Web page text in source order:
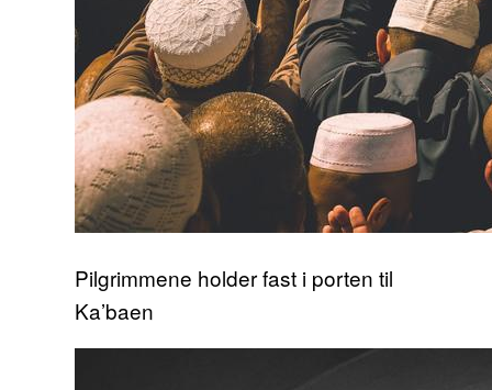
Pilgrimmene holder fast i porten til
Ka’baen